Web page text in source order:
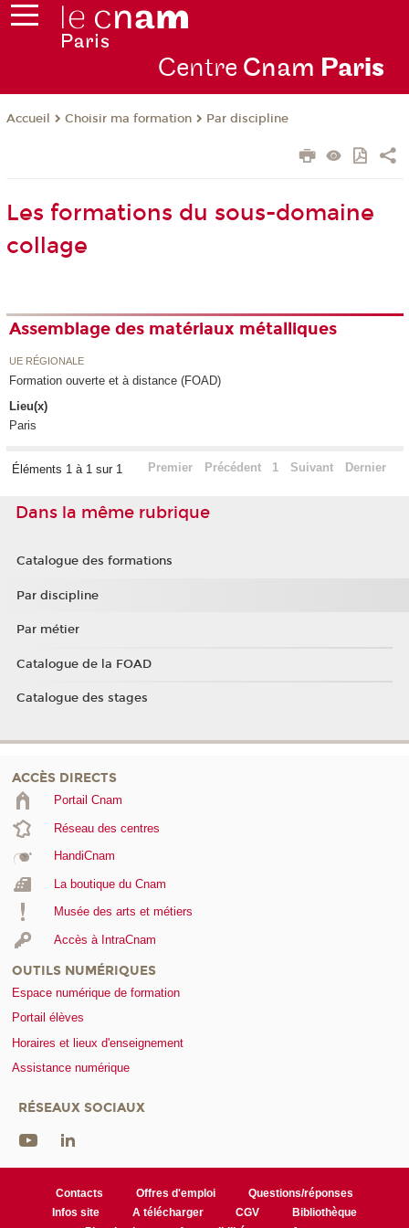
Centre Cnam Paris
Accueil Choisir ma formation Par discipline
Les formations du sous-domaine
collage
Assemblage des matériaux métalliques
UE RÉGIONALE
Formation ouverte et à distance (FOAD)
Lieu(x)
Paris
Éléments 1 à 1 sur 1 Premier Précédent 1 Suivant Dernier
Dans la même rubrique
Catalogue des formations
Par discipline
Par métier
Catalogue de la FOAD
Catalogue des stages
ACCÈS DIRECTS
Portail Cnam
Réseau des centres
HandiCnam
La boutique du Cnam
Musée des arts et métiers
Accès à IntraCnam
OUTILS NUMÉRIQUES
Espace numérique de formation
Portail élèves
Horaires et lieux d'enseignement
Assistance numérique
RÉSEAUX SOCIAUX
Contacts Offres d'emploi
Questions/réponses
Infos site
A télécharger CGV
Bibliothèque